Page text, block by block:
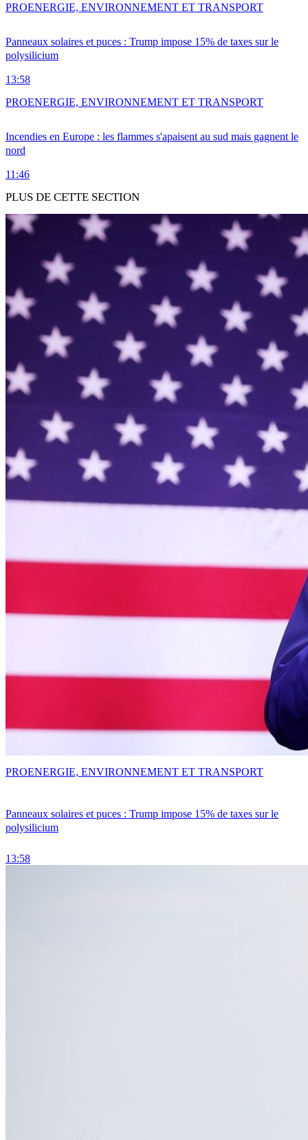
Panneaux solaires et puces : Trump impose 15% de taxes sur le
polysilicium
13:58
PROENERGIE, ENVIRONNEMENT ET TRANSPORT
Incendies en Europe : les flammes s'apaisent au sud mais gagnent le
nord
11:46
PROENERGIE, ENVIRONNEMENT ET TRANSPORT
PLUS DE CETTE SECTION
Panneaux solaires et puces : Trump impose 15% de taxes sur le
polysilicium
13:58
PROENERGIE, ENVIRONNEMENT ET TRANSPORT